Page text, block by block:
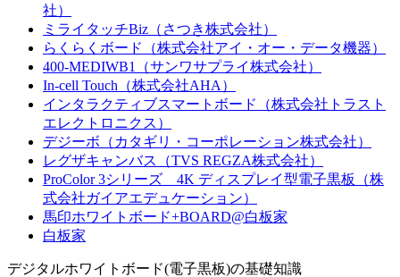
社）
ミライタッチBiz（さつき株式会社）
らくらくボード（株式会社アイ・オー・データ機器）
400-MEDIWB1（サンワサプライ株式会社）
In-cell Touch（株式会社AHA）
インタラクティブスマートボード（株式会社トラスト
エレクトロニクス）
デジーボ（カタギリ・コーポレーション株式会社）
レグザキャンバス（TVS REGZA株式会社）
ProColor 3シリーズ 4K ディスプレイ型電子黒板（株
式会社ガイアエデュケーション）
馬印ホワイトボード+BOARD@白板家
白板家
デジタルホワイトボード(電子黒板)の基礎知識